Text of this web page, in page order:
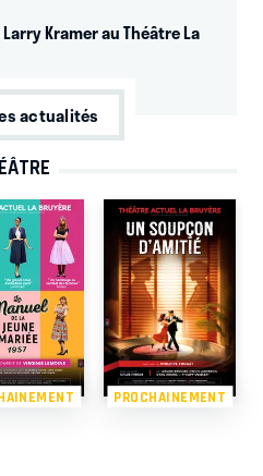
Kramer au Théâtre La
actualités
PROCHAINEMENT